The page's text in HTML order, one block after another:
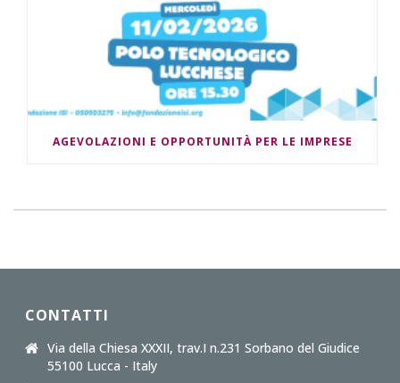
AGEVOLAZIONI E OPPORTUNITÀ PER LE IMPRESE
CONTATTI
Via della Chiesa XXXII, trav.I n.231 Sorbano del Giudice
55100 Lucca - Italy